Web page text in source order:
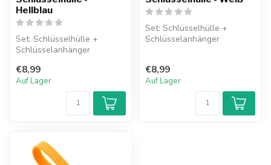
Hellblau
Set: Schlüsselhülle +
Schlüsselanhänger
€8,99
Auf Lager
Set: Schlüsselhülle +
Schlüsselanhänger
€8,99
Auf Lager